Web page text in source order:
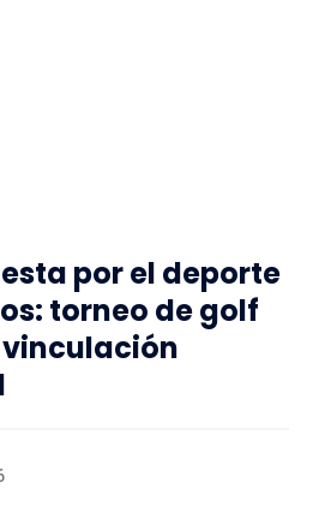
por el deporte
torneo de golf